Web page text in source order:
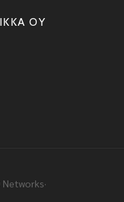
OY
Networks·